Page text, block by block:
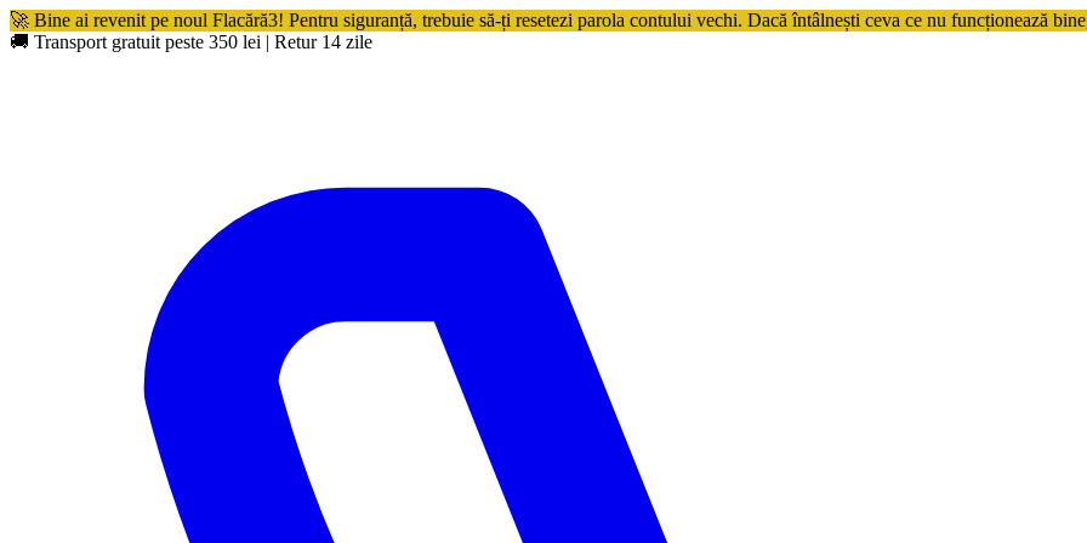
🚀 Bine ai revenit pe noul Flacără3! Pentru siguranță, trebuie să-ți resetezi parola contului vechi. Dacă întâlnești ceva ce nu funcționează
🚚 Transport gratuit peste 350 lei | Retur 14 zile